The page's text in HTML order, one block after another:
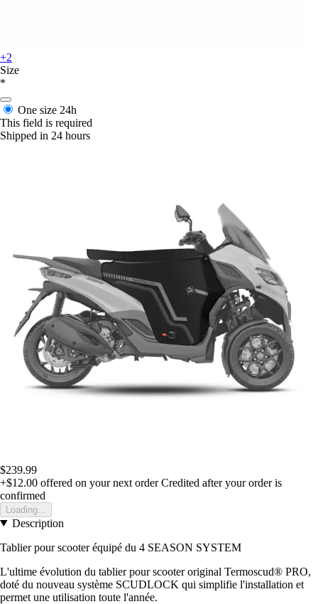
+2
Size
*
One size 24h
This field is required
Shipped in 24 hours
$239.99
+$12.00 offered on your next order Credited after your order is
confirmed
Loading...
Description
Tablier pour scooter équipé du 4 SEASON SYSTEM
L'ultime évolution du tablier pour scooter original Termoscud® PRO,
doté du nouveau système SCUDLOCK qui simplifie l'installation et
permet une utilisation toute l'année.